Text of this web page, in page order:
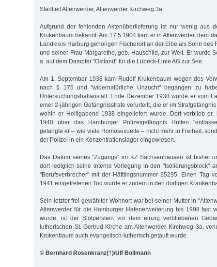
Stadtteil Altenwerder, Altenwerder Kirchweg 3a
Aufgrund der fehlenden Aktenüberlieferung ist nur wenig aus
Krukenbaum bekannt: Am 17.5.1904 kam er in Altenwerder, dem
Landkreis Harburg gehörigen Fischerort an der Elbe als Sohn des
und seiner Frau Margarethe, geb. Hauschild, zur Welt. Er wurde
a. auf dem Dampfer "Ostland" für die Lübeck-Linie AG zur See.
Am 1. September 1938 kam Rudolf Krukenbaum wegen des
nach § 175 und "widernatürliche Unzucht" begangen zu
Untersuchungshaftanstalt. Ende Dezember 1938 wurde er vom
einer 2-jährigen Gefängnisstrafe verurteilt, die er im
wohin er Heiligabend 1938 eingeliefert wurde. Dort verblieb
1940 über das Hamburger Polizeigefängnis Hütten
gelangte er – wie viele Homosexuelle – nicht mehr in Freiheit,
der Polizei in ein Konzentrationslager eingewiesen.
Das Datum seines "Zugangs" im KZ Sachsenhausen ist bisher
dort lediglich seine interne Verlegung in den "Isolierungsblock"
"Berufsverbrecher" mit der Häftlingsnummer 35295. Einen Tag
1941 ein­getretenen Tod wurde er zudem in den dortigen
Sein letzter frei gewählter Wohnort war bei seiner Mutter in
Altenwerder für die Hamburger Hafenerweiterung bis 1998 fast
wurde, ist der Stolperstein vor dem einzig verbliebenen
lutherischen St. Gertrud-Kirche am Altenwerder Kirchweg 3a,
Krukenbaum auch evangelisch-lutherisch getauft wurde.
© Bernhard Rosenkranz(†)/Ulf Bollmann